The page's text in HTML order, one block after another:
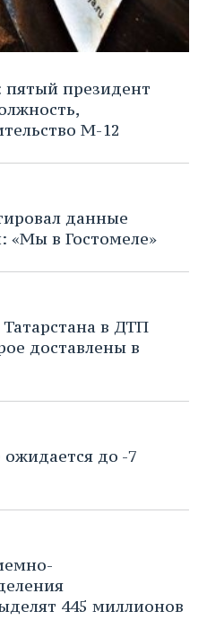
пятый президент
М-12
данные
«Мы в Гостомеле»
в ДТП
доставлены в
ожидается до -7
445 миллионов